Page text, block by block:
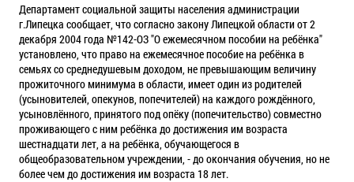
Департамент социальной защиты населения администрации
г.Липецка сообщает, что согласно закону Липецкой области от 2
декабря 2004 года №142-ОЗ "О ежемесячном пособии на ребёнка"
установлено, что право на ежемесячное пособие на ребёнка в
семьях со среднедушевым доходом, не превышающим величину
прожиточного минимума в области, имеет один из родителей
(усыновителей, опекунов, попечителей) на каждого рождённого,
усыновлённого, принятого под опёку (попечительство) совместно
проживающего с ним ребёнка до достижения им возраста
шестнадцати лет, а на ребёнка, обучающегося в
общеобразовательном учреждении, - до окончания обучения, но не
более чем до достижения им возраста 18 лет.